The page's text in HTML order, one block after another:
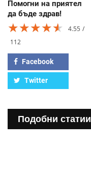
Помогни на приятел
да бъде здрав!
★★★★★
★★★★★
★★★★★
4.55
112
Facebook
Twitter
Подобни статии